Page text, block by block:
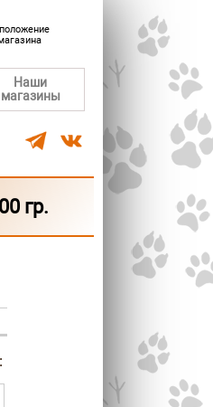
Наши
магазины
гр.